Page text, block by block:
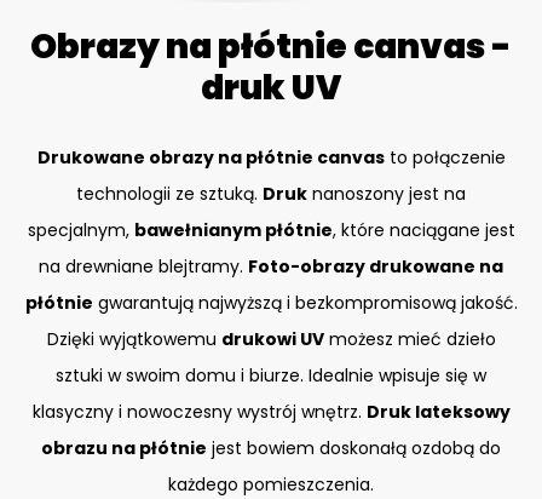
Obrazy na płótnie canvas -
druk UV
Drukowane obrazy na płótnie canvasto połączenie
technologii ze sztuką. Druk nanoszony jest na
specjalnym, bawełnianym płótnie, które naciągane jest
na drewniane blejtramy. Foto-obrazy drukowane na
płótnie gwarantują najwyższą i bezkompromisową jakość.
Dzięki wyjątkowemu drukowi UVmożesz mieć dzieło
sztuki w swoim domu i biurze. Idealnie wpisuje się w
klasyczny i nowoczesny wystrój wnętrz. Druk lateksowy
obrazu na płótnie jest bowiem doskonałą ozdobą do
każdego pomieszczenia.